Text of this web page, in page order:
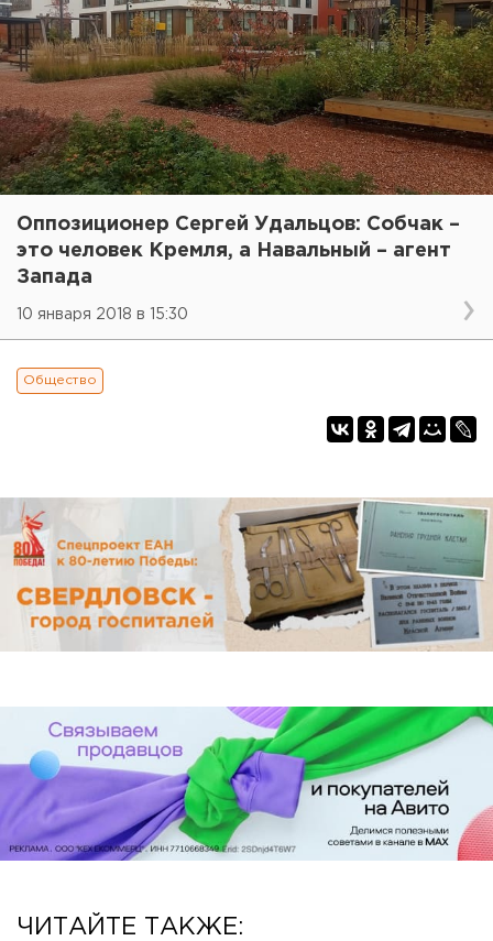
Оппозиционер Сергей Удальцов: Собчак –
это человек Кремля, а Навальный – агент
Запада
10 января 2018 в 15:30
Общество
ЧИТАЙТЕ ТАКЖЕ: